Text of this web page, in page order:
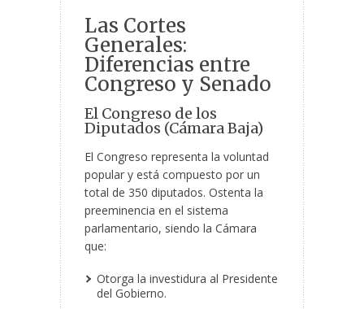
Las Cortes
Generales:
Diferencias entre
Congreso y Senado
El Congreso de los
Diputados (Cámara Baja)
El Congreso representa la voluntad
popular y está compuesto por un
total de 350 diputados. Ostenta la
preeminencia en el sistema
parlamentario, siendo la Cámara
que:
Otorga la investidura al Presidente
del Gobierno.